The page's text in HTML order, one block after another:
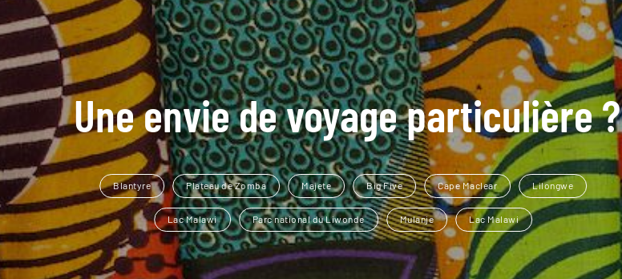
Une envie de voyage particulière ?
Blantyre Plateau de Zomba Majete Big Five Cape Maclear Lilongwe
Lac Malawi Parc national du Liwonde Mulanje Lac Malawi